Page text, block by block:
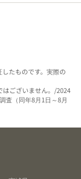
たものです。実際の
はございません。/2024
査（同年8月1日～8月